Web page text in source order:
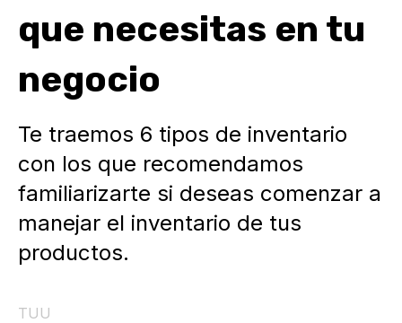
que necesitas en tu
negocio
Te traemos 6 tipos de inventario
con los que recomendamos
familiarizarte si deseas comenzar a
manejar el inventario de tus
productos.
TUU